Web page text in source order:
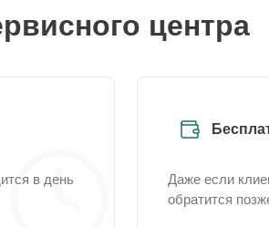
центра
в день
Даже если
обратится